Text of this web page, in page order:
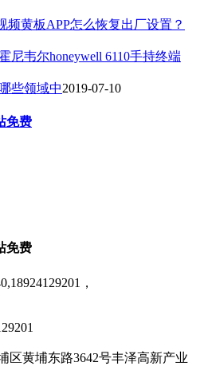
黄板APP怎么恢复出厂设置？
尼韦尔honeywell 6110手持终端
些领域中2019-07-10
免费
免费
，
区黄埔东路3642号丰泽高新产业